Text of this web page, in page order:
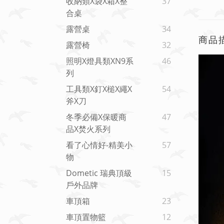
合桌
露營桌
34
露營椅
32
照明x燈具類xN9系
列
46
工具類x釘x槌x繩x
斧x刀
54
冬季必備x保暖商
品x焚火系列
47
看了心情好-精美小
物
57
Dometic 瑞典頂級
戶外品牌
15
車頂箱
23
車頂置物籃
12
商品